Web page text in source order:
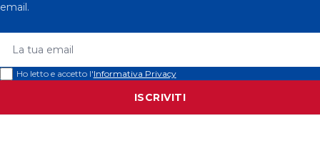
email.
Ho letto e accetto l'Informativa Privacy
ISCRIVITI